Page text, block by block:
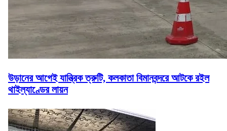
উড়ানের আগেই যান্ত্রিক ত্রুটি, কলকাতা বিমানবন্দরে আটকে রইল
থাইল্যাণ্ডের লায়ন